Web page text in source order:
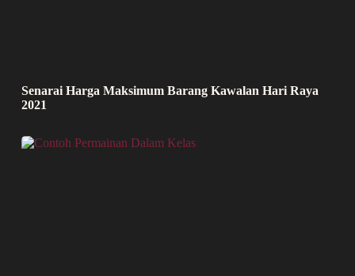
Senarai Harga Maksimum Barang Kawalan Hari Raya
2021